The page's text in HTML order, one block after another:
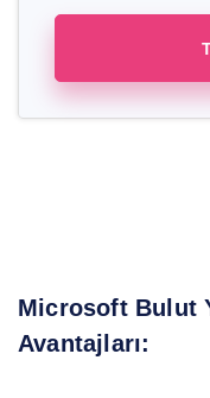
Microsoft Bulut
Avantajları: